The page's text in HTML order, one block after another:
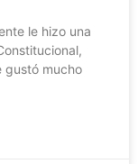
le hizo una
gustó mucho